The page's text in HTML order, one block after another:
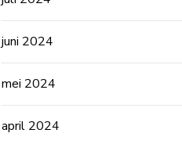
juni 2024
mei 2024
april 2024